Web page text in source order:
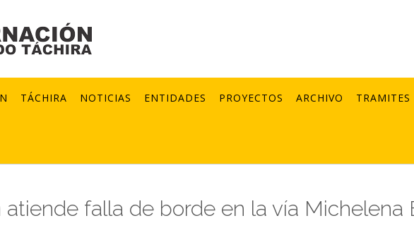
TÁCHIRA NOTICIAS ENTIDADES PROYECTOS ARCHIVO TRAMITES
atiende falla de borde en la vía Michelena